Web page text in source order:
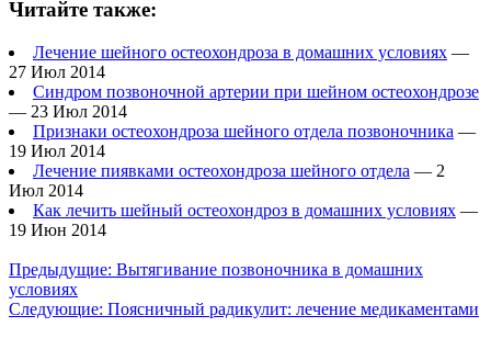
Читайте также:
Лечение шейного остеохондроза в домашних условиях —
27 Июл 2014
Синдром позвоночной артерии при шейном остеохондрозе
— 23 Июл 2014
Признаки остеохондроза шейного отдела позвоночника —
19 Июл 2014
Лечение пиявками остеохондроза шейного отдела — 2
Июл 2014
Как лечить шейный остеохондроз в домашних условиях —
19 Июн 2014
Предыдущие: Вытягивание позвоночника в домашних
условиях
Следующие: Поясничный радикулит: лечение медикаментами